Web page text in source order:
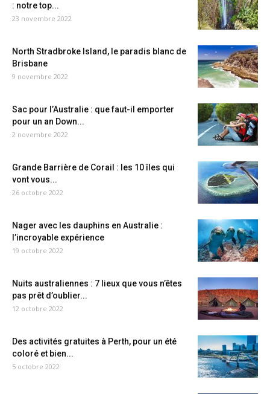
: notre top...
23 novembre 2022
North Stradbroke Island, le paradis blanc de
Brisbane
9 novembre 2022
Sac pour l’Australie : que faut-il emporter
pour un an Down...
2 novembre 2022
Grande Barrière de Corail : les 10 îles qui
vont vous...
26 octobre 2022
Nager avec les dauphins en Australie :
l’incroyable expérience
19 octobre 2022
Nuits australiennes : 7 lieux que vous n’êtes
pas prêt d’oublier...
12 octobre 2022
Des activités gratuites à Perth, pour un été
coloré et bien...
5 octobre 2022